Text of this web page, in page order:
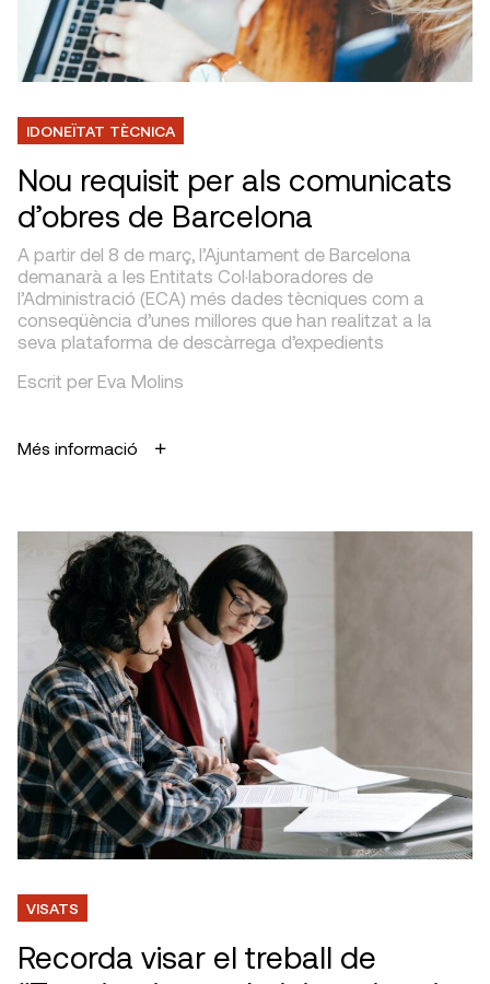
IDONEÏTAT TÈCNICA
Nou requisit per als comunicats
d’obres de Barcelona
A partir del 8 de març, l’Ajuntament de Barcelona
demanarà a les Entitats Col·laboradores de
l’Administració (ECA) més dades tècniques com a
conseqüència d’unes millores que han realitzat a la
seva plataforma de descàrrega d’expedients
Escrit per Eva Molins
Més informació
VISATS
Recorda visar el treball de